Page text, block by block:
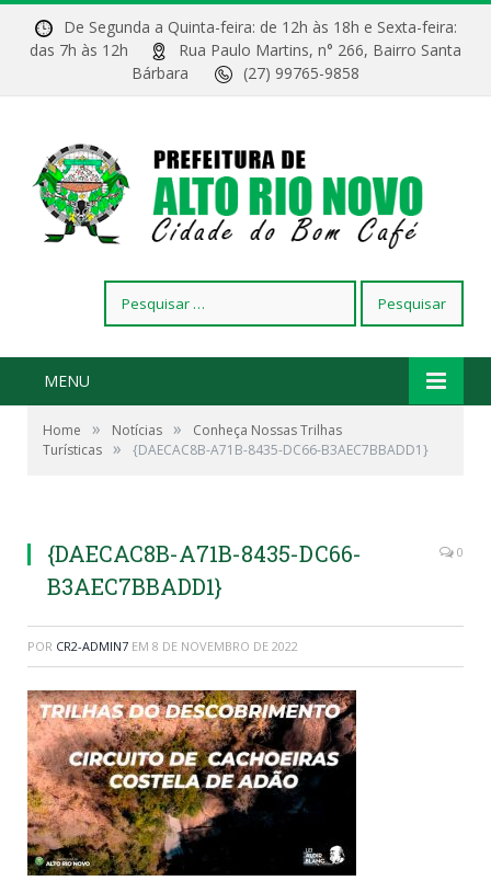
De Segunda a Quinta-feira: de 12h às 18h e Sexta-feira:
das 7h às 12h
Rua Paulo Martins, n° 266, Bairro Santa
Bárbara
(27) 99765-9858
por:
MENU
Home » Notícias »
Conheça Nossas Trilhas
Turísticas » {DAECAC8B-A71B-8435-DC66-B3AEC7BBADD1}
{DAECAC8B-A71B-8435-DC66-
B3AEC7BBADD1}
0
POR CR2-ADMIN7 EM 8 DE NOVEMBRO DE 2022